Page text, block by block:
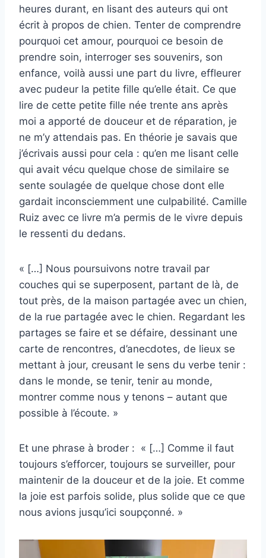
heures durant, en lisant des auteurs qui ont
écrit à propos de chien. Tenter de comprendre
pourquoi cet amour, pourquoi ce besoin de
prendre soin, interroger ses souvenirs, son
enfance, voilà aussi une part du livre, effleurer
avec pudeur la petite fille qu’elle était. Ce que
lire de cette petite fille née trente ans après
moi a apporté de douceur et de réparation, je
ne m’y attendais pas. En théorie je savais que
j’écrivais aussi pour cela : qu’en me lisant celle
qui avait vécu quelque chose de similaire se
sente soulagée de quelque chose dont elle
gardait inconsciemment une culpabilité. Camille
Ruiz avec ce livre m’a permis de le vivre depuis
le ressenti du dedans.
« […] Nous poursuivons notre travail par
couches qui se superposent, partant de là, de
tout près, de la maison partagée avec un chien,
de la rue partagée avec le chien. Regardant les
partages se faire et se défaire, dessinant une
carte de rencontres, d’anecdotes, de lieux se
mettant à jour, creusant le sens du verbe tenir :
dans le monde, se tenir, tenir au monde,
montrer comme nous y tenons – autant que
possible à l’écoute. »
Et une phrase à broder : « […] Comme il faut
toujours s’efforcer, toujours se surveiller, pour
maintenir de la douceur et de la joie. Et comme
la joie est parfois solide, plus solide que ce que
nous avions jusqu’ici soupçonné. »